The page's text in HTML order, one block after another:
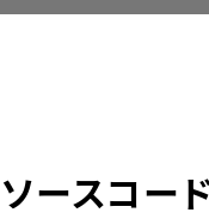
ースコ